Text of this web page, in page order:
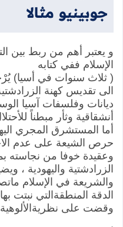
جوبينيو مثالا
‏و يعتبر أهم من ربط بين
الإسلام ففي كتابه
‏( ثلاث سنوات في أسيا)
الى تقديس كهنة
ديانات وفلسفات آسيا
أنشقاقية وثأر مبطناً
‏أما المستشرق المجري
حرص الشيعة على عدم
وعقيدة خوفا من نجاسته
الزرادشتية واليهودية ،
والشريعة في الإسلام
الدقة المنطقةالتي نبتت
وقضت على